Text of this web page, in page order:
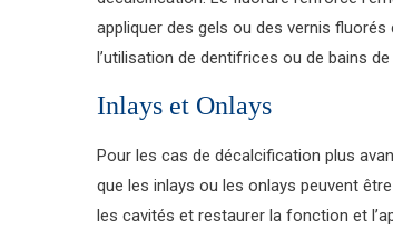
appliquer des gels ou des vernis
l’utilisation de dentifrices ou de bains
Inlays et Onlays
Pour les cas de décalcification plus
que les inlays ou les onlays peuvent
les cavités et restaurer la fonction et